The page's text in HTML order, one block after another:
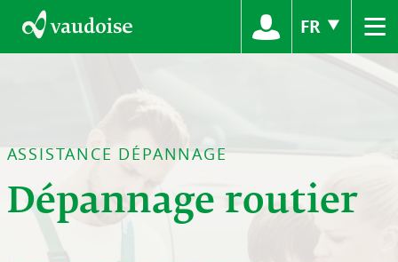
FR ≡
ASSISTANCE DÉPANNAGE
Dépannage routier